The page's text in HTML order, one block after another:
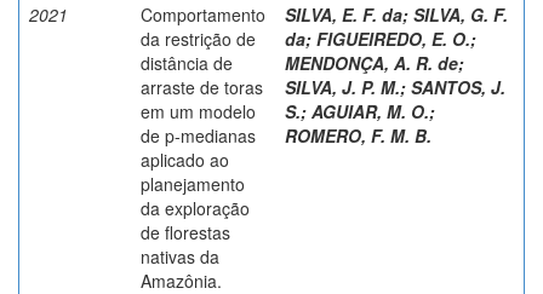
2021
Comportamento
da restrição de
distância de
arraste de toras
em um modelo
de p-medianas
aplicado ao
planejamento
da exploração
de florestas
nativas da
Amazônia.
SILVA, E. F. da; SILVA, G. F.
da; FIGUEIREDO, E. O.;
MENDONÇA, A. R. de;
SILVA, J. P. M.; SANTOS, J.
S.; AGUIAR, M. O.;
ROMERO, F. M. B.